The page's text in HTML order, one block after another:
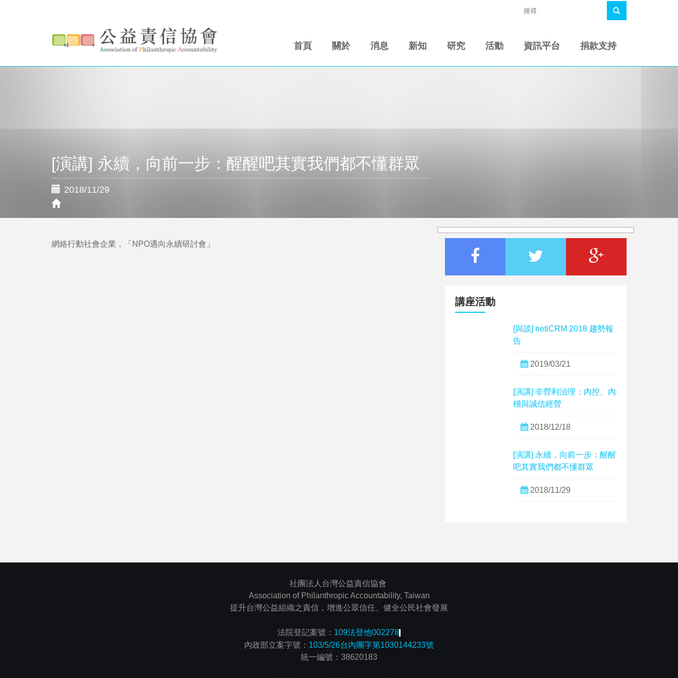
表
單
首頁 關於 消息 新知 研究 活動 資訊平台 捐款支持
[演講] 永續，向前一步：醒醒吧其實我們都不懂群眾
2018/11/29
網絡行動社會企業，「NPO遇向永續研討會」
講座活動
[與談] netiCRM 2018 趨勢報
告
2019/03/21
[演講] 非營利治理：內控、內
稽與誠信經營
2018/12/18
[演講] 永續，向前一步：醒醒
吧其實我們都不懂群眾
2018/11/29
社團法人台灣公益責信協會
Association of Philanthropic Accountability, Taiwan
提升台灣公益組織之責信，增進公眾信任、健全公民社會發展
法院登記案號： 109法登他002278
內政部立案字號： 103/5/26台內團字第1030144233號
統一編號：38620183